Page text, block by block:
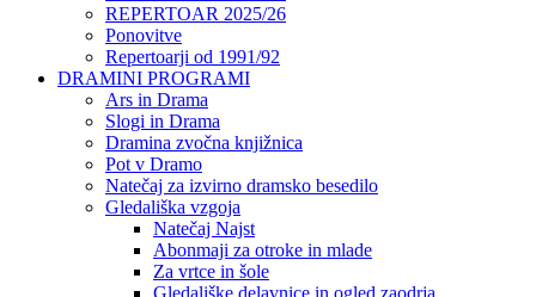
REPERTOAR 2025/26
Ponovitve
Repertoarji od 1991/92
DRAMINI PROGRAMI
Ars in Drama
Slogi in Drama
Dramina zvočna knjižnica
Pot v Dramo
Natečaj za izvirno dramsko besedilo
Gledališka vzgoja
Natečaj Najst
Abonmaji za otroke in mlade
Za vrtce in šole